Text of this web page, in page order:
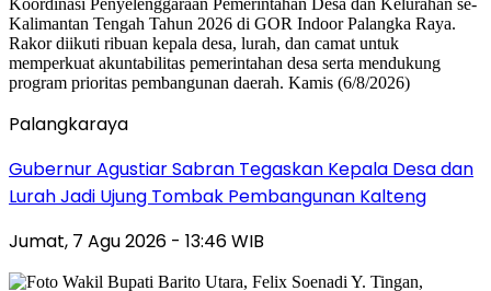
Palangkaraya
Gubernur Agustiar Sabran Tegaskan Kepala Desa dan
Lurah Jadi Ujung Tombak Pembangunan Kalteng
Jumat, 7 Agu 2026 - 13:46 WIB